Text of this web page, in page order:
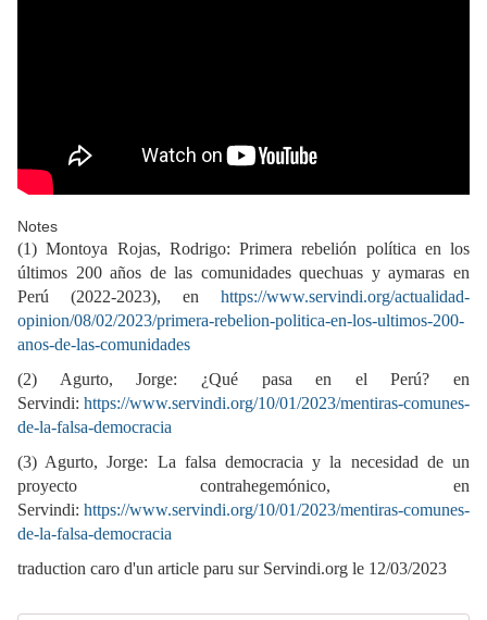
Notes
(1) Montoya Rojas, Rodrigo: Primera rebelión política en los
últimos 200 años de las comunidades quechuas y aymaras en
Perú (2022-2023), en https://www.servindi.org/actualidad-
opinion/08/02/2023/primera-rebelion-politica-en-los-ultimos-200-
anos-de-las-comunidades
(2) Agurto, Jorge: ¿Qué pasa en el Perú? en
Servindi: https://www.servindi.org/10/01/2023/mentiras-comunes-
de-la-falsa-democracia
(3) Agurto, Jorge: La falsa democracia y la necesidad de un
proyecto contrahegemónico, en
Servindi: https://www.servindi.org/10/01/2023/mentiras-comunes-
de-la-falsa-democracia
traduction caro d'un article paru sur Servindi.org le 12/03/2023